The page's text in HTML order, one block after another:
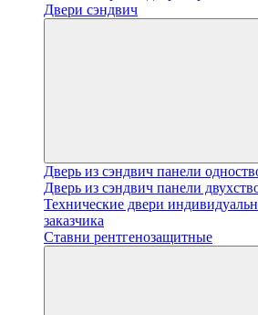
Двери сэндвич
Дверь из сэндвич панели
Дверь из сэндвич панели
Технические двери
заказчика
Ставни рентгенозащитные